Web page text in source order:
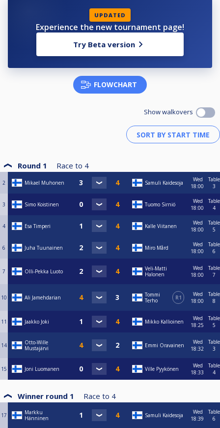
UPDATED
Experience the new tournament page!
Try Beta version
FLOWCHART
Show walkovers
Round 1 Race to 4
2 Mikael Muhonen Samuli Kaidesoja
Wed
18:00
Table
3
3 Simo Koistinen Tuomo Sirniö
Wed
18:00
Table
4
4 Esa Timperi Kalle Viitanen
Wed
18:00
Table
5
6 Juha Tuunainen Miro Mård
Wed
18:00
Table
6
7 Olli-Pekka Luoto
Veli-Matti
Halonen
Wed
18:00
Table
7
10 Ali Jamehdarian
Tommi
Terho
R1
Wed
18:00
Table
8
11 Jaakko Joki Mikko Kallioinen
Wed
18:25
Table
5
14
Otto-Wille
Mustajärvi
Emmi Oravainen
Wed
18:32
Table
3
15 Joni Luomanen Ville Pyykönen
Wed
18:33
Table
4
Winner round 1 Race to 4
17
Markku
Hänninen
Samuli Kaidesoja
Wed
18:39
Table
6